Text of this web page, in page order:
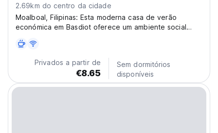
2.69km do centro da cidade
Moalboal, Filipinas: Esta moderna casa de verão
económica em Basdiot oferece um ambiente social
que exploram as corridas de sardinhas e as Cataratas
Kawasan. A melhor casa de verão para aventureiros...
Privados a partir de
€8.65
Sem dormitórios
disponíveis